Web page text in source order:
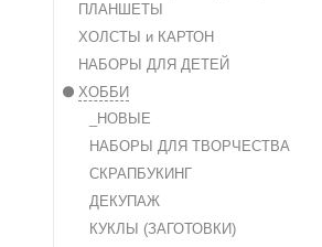
ПЛАНШЕТЫ
ХОЛСТЫ и КАРТОН
НАБОРЫ ДЛЯ ДЕТЕЙ
ХОББИ
_НОВЫЕ
НАБОРЫ ДЛЯ ТВОРЧЕСТВА
СКРАПБУКИНГ
ДЕКУПАЖ
КУКЛЫ (ЗАГОТОВКИ)